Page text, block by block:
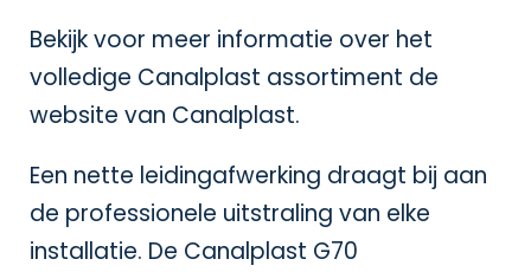
Bekijk voor meer informatie over het
volledige Canalplast assortiment de
website van Canalplast.
Een nette leidingafwerking draagt bij aan
de professionele uitstraling van elke
installatie. De Canalplast G70